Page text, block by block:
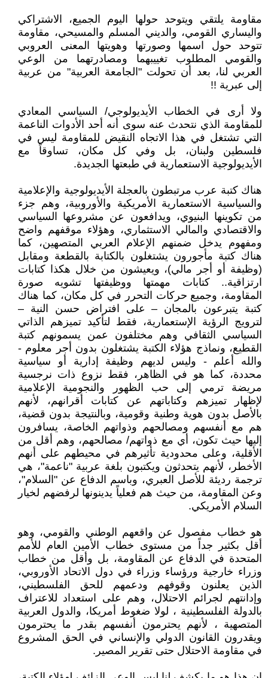
مقاومة يلتقي ويتوحد حولها اليوم الجميع، الاشتراكي
واليساري القومي، والديني المسلم والمسيحي، مقاومة
تتوحد حول اسمها وصورتها وهويتها المعنى العروبي
والقومي المطلوب تغييبهما ومصادرتهما من الوعي
العربي لنا، بعد أن تحولت "الجامعة العربية" من عربية
إلى عبرية !!
ولا أرى في الخطاب الأيديولوجي/ السياسي المعادي
للمقاومة الذي نتحدث عنه سوى أنه أحد الأدوات الناعمة
التي تشتغل في هذا الاتجاه النقيض للمقاومة ليس في
فلسطين ولبنان، بل وفي كل مكان، تساوقاً مع
الأيديولوجية الاستعمارية في طبعتها الجديدة.
هناك كتبة عرب مرتبطون بالعجلة الأيديولوجية والإعلامية
والسياسية الاستعمارية الأمريكية والأوروبية، وهم جزء
من تكوينها البنيوي، ويدافعون عن مشروعها السياسي
والاقتصادي والمالي الاستثماري، وهؤلاء موقفهم واضح
ومفهوم يدخل ضمنهم الإعلام العربي المتصهين، كما
هناك كتبة مأجورون يشتغلون بالكتابة بالقطعة ومقابل
(وظيفة أو أجر مالي)، ويعيشون من خلال هكذا كتابات
ارتزاقية.. كتابات مهمتها ووظيفتها تشويه صورة
المقاومة، وجميع حركات التحرر في كل مكان، كما هناك
كتبة يتبرعون بالمجان – على افتراض حسن النية –
لترويج الرؤية الإستعمارية، فقط لتأكيد تميزهم الذاتي
السياسي الثقافي وهم مختلفون عمن يسمونهم كتبة
القطيع، ونماذج هؤلاء الكتبة يشتغلون بدون أجر معلوم -
والله أعلم - وليس لديهم وظيفة إدارية أو سياسية
محددة، كما هو في الظاهر، فقط نزوع ذات نرجسية
مريضة ترمي إلى حب الظهور والنجومية الإعلامية
لإظهار تميزهم وكتاباتهم عن كتابات أقرانهم، لأنهم
بالأصل بدون هوية وطنية وقومية، وبالنتيجة بدون قضية،
هم مع أنفسهم ومصالحهم وذواتهم الخاصة، يسافرون
إليها حيث تكون، أي مع ذواتهم/ مصالحهم، وهم أقل من
الأقلية، وعلى محدودية تأثيرهم في محيطهم على أنهم
الأخطر، لأنهم يتحدثون ويكتبون بلغة عربية "ناعمة"، هي
ترجمة رديئة للأصل العبري، وباسم الدفاع عن "السلام"،
وعن المقاومة، من حيث هم فعلياً يدينونها لرفضهم لخيار
السلام الأمريكي.
هو خطاب مفصول عن واقعهم الوطني والقومي، وهو
أقل بكثير جداً من مستوى خطاب الأمين العام للأمم
المتحدة في الدفاع عن المقاومة، بل وأقل من خطاب
وزراء خارجية ورؤساء وزراء في دول الاتحاد الأوروبي،
الذين يعلنون وقوفهم ودعمهم للحق الفلسطيني،
وإدانتهم لجرائم الاحتلال، وهم على استعداد للاعتراف
بالدولة الفلسطينية ، لولا ضغوط أمريكا، والدول العربية
المتصهية ، لأنهم يحترمون أنفسهم بقدر ما يحترمون
ويقدرون القانون الدولي والإنساني في الحق المشروع
في مقاومة الاحتلال حتى تقرير المصير.